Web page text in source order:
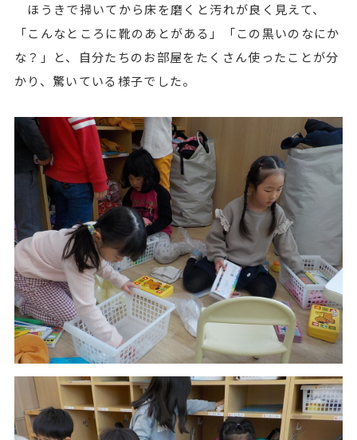
ほうきで掃いてから床を磨くと汚れが良く見えて、
「こんなところに靴のあとがある」「この黒いのなにか
な？」と、自分たちのお部屋をたくさん使ったことが分
かり、驚いている様子でした。